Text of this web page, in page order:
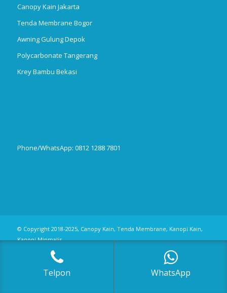
Canopy Kain Jakarta
Tenda Membrane Bogor
Awning Gulung Depok
Polycarbonate Tangerang
Krey Bambu Bekasi
Phone/WhatsApp: 0812 1288 7801
© Copyright 2018-2025, Canopy Kain, Tenda Membrane, Kanopi Kain,
Kanopi Minmalis
Telpon WhatsApp